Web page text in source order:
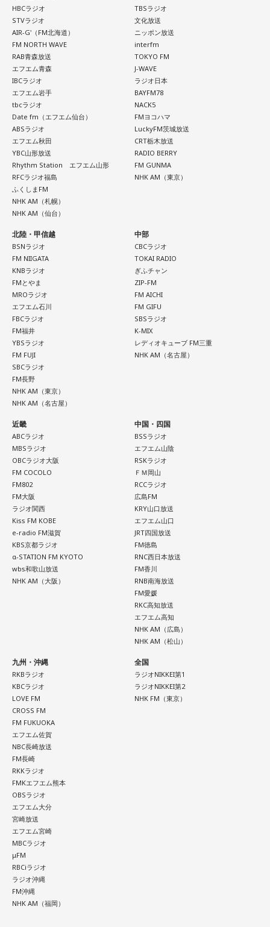
うことでしょうか？
福田：そうですね。選手層は厚くなっているし、森保監督の
「誰が出ても同じような戦いができる準備をしてきた」とい
う言葉がその通りであることを、グループステージで証明で
きていたと思います。でも、そこから上に行くためには、や
っぱり“個の力”が必要だったかなと感じています。
世界で見ても、日本だけでなく主力の選手がケガする国は
多々あって、それでも勝ち上がっていく力が必要なのがW杯
なんです。そういう意味では、確かに選手層は厚くなったけ
れども、さらに“個”の力を高めながら、選手層をもっと厚くし
なきゃいけない。ベスト16・ベスト8に進む国と比べたとき
に、そこまでの選手層だったのかというと、まだまだ厚くし
ていかないとダメなのではないか、ということなんだと思い
ます。
ただ、あれだけケガ人が出て、誰が出ても同じようなサッカ
ーができて、グループステージをああいう形で抜けられたと
いうのは今までなかったことですし、力がついているのは事
実ですね。
藤木：そんな日本代表を僕たちも応援したいと思います。
（左から）福田正博さん、藤木直人、高見侑里
＜番組概要＞
番組名：SPORTS BEAT supported by TOYOTA
パーソナリティ：藤木直人、高見侑里
番組Webサイト：
https://www.tfm.co.jp/beat/
番組公式X：
@SPORTSBEAT_TFM
なことを言うのもあれですけど、（ぐりんぴーすさんが）ど
ういう先輩か分かっていないんだと思います」と正直に語り
ます。
それを受け、有吉は「でもさ、この世界に入ったら俺だって
（若手の頃は）誰か分からない人にも一応挨拶するじゃな
い？ 何があるか分からないからさ」と持論を語ります。その
意見にカミムラも納得しつつも、「ちゃんと挨拶をしない人
間は時代的に増えていますね」とリアルな実情を明かしま
す。
また、有吉は「吉本（興業）は縦がちゃんとしているじゃ
ん。それは養成所でもそういう教えがあるんだろうし、先輩
からも受け継がれるからだと思うんだよね」と他事務所と比
較しつつ、「太田プロはゆるいから……酒井のせいで（笑）」
と冗談交じりに言うと、酒井も「俺のせいじゃないと思いま
＜番組概要＞
番組名：有吉弘行のSUNDAY NIGHT DREAMER
放送日時：毎週日曜 20:00～21:55
放送エリア：TOKYO FMをのぞくJFN全国25局ネット
パーソナリティ：有吉弘行
番組Webサイト：
https://jfn-pods.com/program/27400
音声コンテンツプラットフォーム「JFN Pods」ではスペシャ
ル音声も配信中！
HBCラジオ
STVラジオ
AIR-G'（FM北海道）
FM NORTH WAVE
RAB青森放送
エフエム青森
IBCラジオ
エフエム岩手
tbcラジオ
Date fm（エフエム仙台）
ABSラジオ
エフエム秋田
YBC山形放送
Rhythm Station エフエム山形
RFCラジオ福島
ふくしまFM
NHK AM（札幌）
NHK AM（仙台）
TBSラジオ
文化放送
ニッポン放送
interfm
TOKYO FM
J-WAVE
ラジオ日本
BAYFM78
NACK5
FMヨコハマ
LuckyFM茨城放送
CRT栃木放送
RADIO BERRY
FM GUNMA
NHK AM（東京）
北陸・甲信越
BSNラジオ
FM NIIGATA
KNBラジオ
FMとやま
MROラジオ
エフエム石川
FBCラジオ
FM福井
YBSラジオ
FM FUJI
SBCラジオ
FM長野
NHK AM（東京）
NHK AM（名古屋）
中部
CBCラジオ
TOKAI RADIO
ぎふチャン
ZIP-FM
FM AICHI
FM GIFU
SBSラジオ
K-MIX
レディオキューブ FM三重
NHK AM（名古屋）
近畿
ABCラジオ
MBSラジオ
OBCラジオ大阪
FM COCOLO
FM802
FM大阪
ラジオ関西
Kiss FM KOBE
e-radio FM滋賀
KBS京都ラジオ
α-STATION FM KYOTO
wbs和歌山放送
NHK AM（大阪）
中国・四国
BSSラジオ
エフエム山陰
RSKラジオ
ＦＭ岡山
RCCラジオ
広島FM
KRY山口放送
エフエム山口
JRT四国放送
FM徳島
RNC西日本放送
FM香川
RNB南海放送
FM愛媛
RKC高知放送
エフエム高知
NHK AM（広島）
NHK AM（松山）
九州・沖縄
RKBラジオ
KBCラジオ
LOVE FM
CROSS FM
FM FUKUOKA
エフエム佐賀
NBC長崎放送
FM長崎
RKKラジオ
FMKエフエム熊本
OBSラジオ
エフエム大分
宮崎放送
エフエム宮崎
MBCラジオ
μFM
RBCiラジオ
ラジオ沖縄
FM沖縄
NHK AM（福岡）
全国
ラジオNIKKEI第1
ラジオNIKKEI第2
NHK FM（東京）